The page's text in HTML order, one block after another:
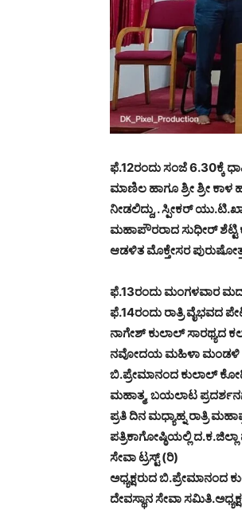
ಫೆ.12ರಂದು ಸಂಜೆ 6.30ಕ್ಕೆ
ಮಾಣಿಲ ಹಾಗೂ ಶ್ರೀ ಶ್ರೀ
ನೀಡಲಿದ್ದು,. ಸ್ಪೀಕರ್
ಮಹಾಪೌರರಾದ ಸುಧೀರ್ ಶೆಟ್ಟಿ
ಆಡಳಿತ ಮೊಕ್ತೇಸರ
ಫೆ.13ರಂದು ಮಂಗಳವಾರ
ಫೆ.14ರಂದು ರಾತ್ರಿ ವೈಭವದ
ನಾಗೇಶ್ ಕುಲಾಲ್ ಸಾರಥ್ಯದ
ನವೋದಯ ಮಹಿಳಾ ಮಂಡಳಿ (ರಿ)
ಬಿ.ಪ್ರೇಮಾನಂದ ಕುಲಾಲ್
ಮಹಾತ್ಮ, ಬಯಲಾಟ
ಪ್ರತಿ ದಿನ ಮಧ್ಯಾಹ್ನ ರಾತ್ರಿ
ಪತ್ರಿಕಾಗೋಷ್ಠಿಯಲ್ಲಿ
ಸೇವಾ ಟ್ರಸ್ಟ್ (ರಿ)
ಅಧ್ಯಕ್ಷರುದ ಬಿ.ಪ್ರೇಮಾನಂದ
ದೇವಸ್ಥಾನ ಸೇವಾ